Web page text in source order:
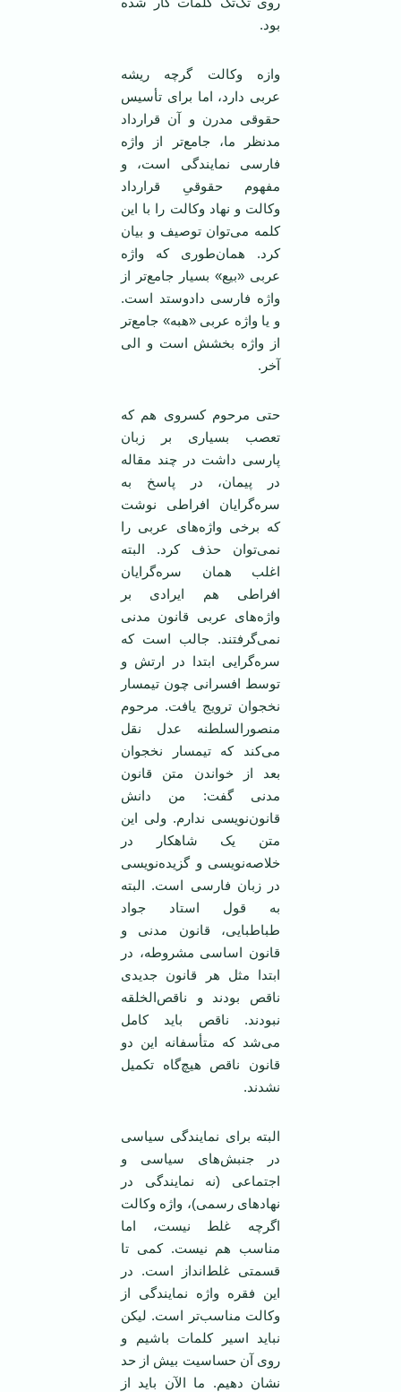
بود.
وازه وکالت گرچه ریشه
عربی دارد، اما برای تأسیس
حقوقی مدرن و آن قرارداد
مدنظر ما، جامع‌تر از واژه
فارسی نمایندگی است، و
مفهوم حقوقیِ قرارداد
وکالت و نهاد وکالت را با این
کلمه می‌توان توصیف و بیان
کرد. همان‌طوری که واژه
عربی «بیع» بسیار جامع‌تر از
واژه فارسی دادوستد است.
و یا واژه عربی «هبه» جامع‌تر
از واژه بخشش است و الی
آخر.
حتی مرحوم کسروی هم که
تعصب بسیاری بر زبان
پارسی داشت در چند مقاله
در پیمان، در پاسخ به
سره‌گرایان افراطی نوشت
که برخی واژه‌های عربی را
نمی‌توان حذف کرد. البته
اغلب همان سره‌گرایان
افراطی هم ایرادی بر
واژه‌های عربی قانون مدنی
نمی‌گرفتند. جالب است که
سره‌گرایی ابتدا در ارتش و
توسط افسرانی چون تیمسار
نخجوان ترویج یافت. مرحوم
منصورالسلطنه عدل نقل
می‌کند که تیمسار نخجوان
بعد از خواندن متن قانون
مدنی گفت: من دانش
قانون‌نویسی ندارم. ولی این
متن یک شاهکار در
خلاصه‌نویسی و گزیده‌نویسی
در زبان فارسی است. البته
به قول استاد جواد
طباطبایی، قانون مدنی و
قانون اساسی مشروطه، در
ابتدا مثل هر قانون جدیدی
ناقص بودند و ناقص‌الخلقه
نبودند. ناقص باید کامل
می‌شد که متأسفانه این دو
قانون ناقص هیچ‌گاه تکمیل
نشدند.
البته برای نمایندگی سیاسی
در جنبش‌های سیاسی و
اجتماعی (نه نمایندگی در
نهادهای رسمی)، واژه وکالت
اگرچه غلط نیست، اما
مناسب هم نیست. کمی تا
قسمتی غلط‌‌‌انداز است. در
این فقره واژه نمایندگی از
وکالت مناسب‌تر است. لیکن
نباید اسیر کلمات باشیم و
روی آن حساسیت بیش از حد
نشان دهیم. ما الآن باید از